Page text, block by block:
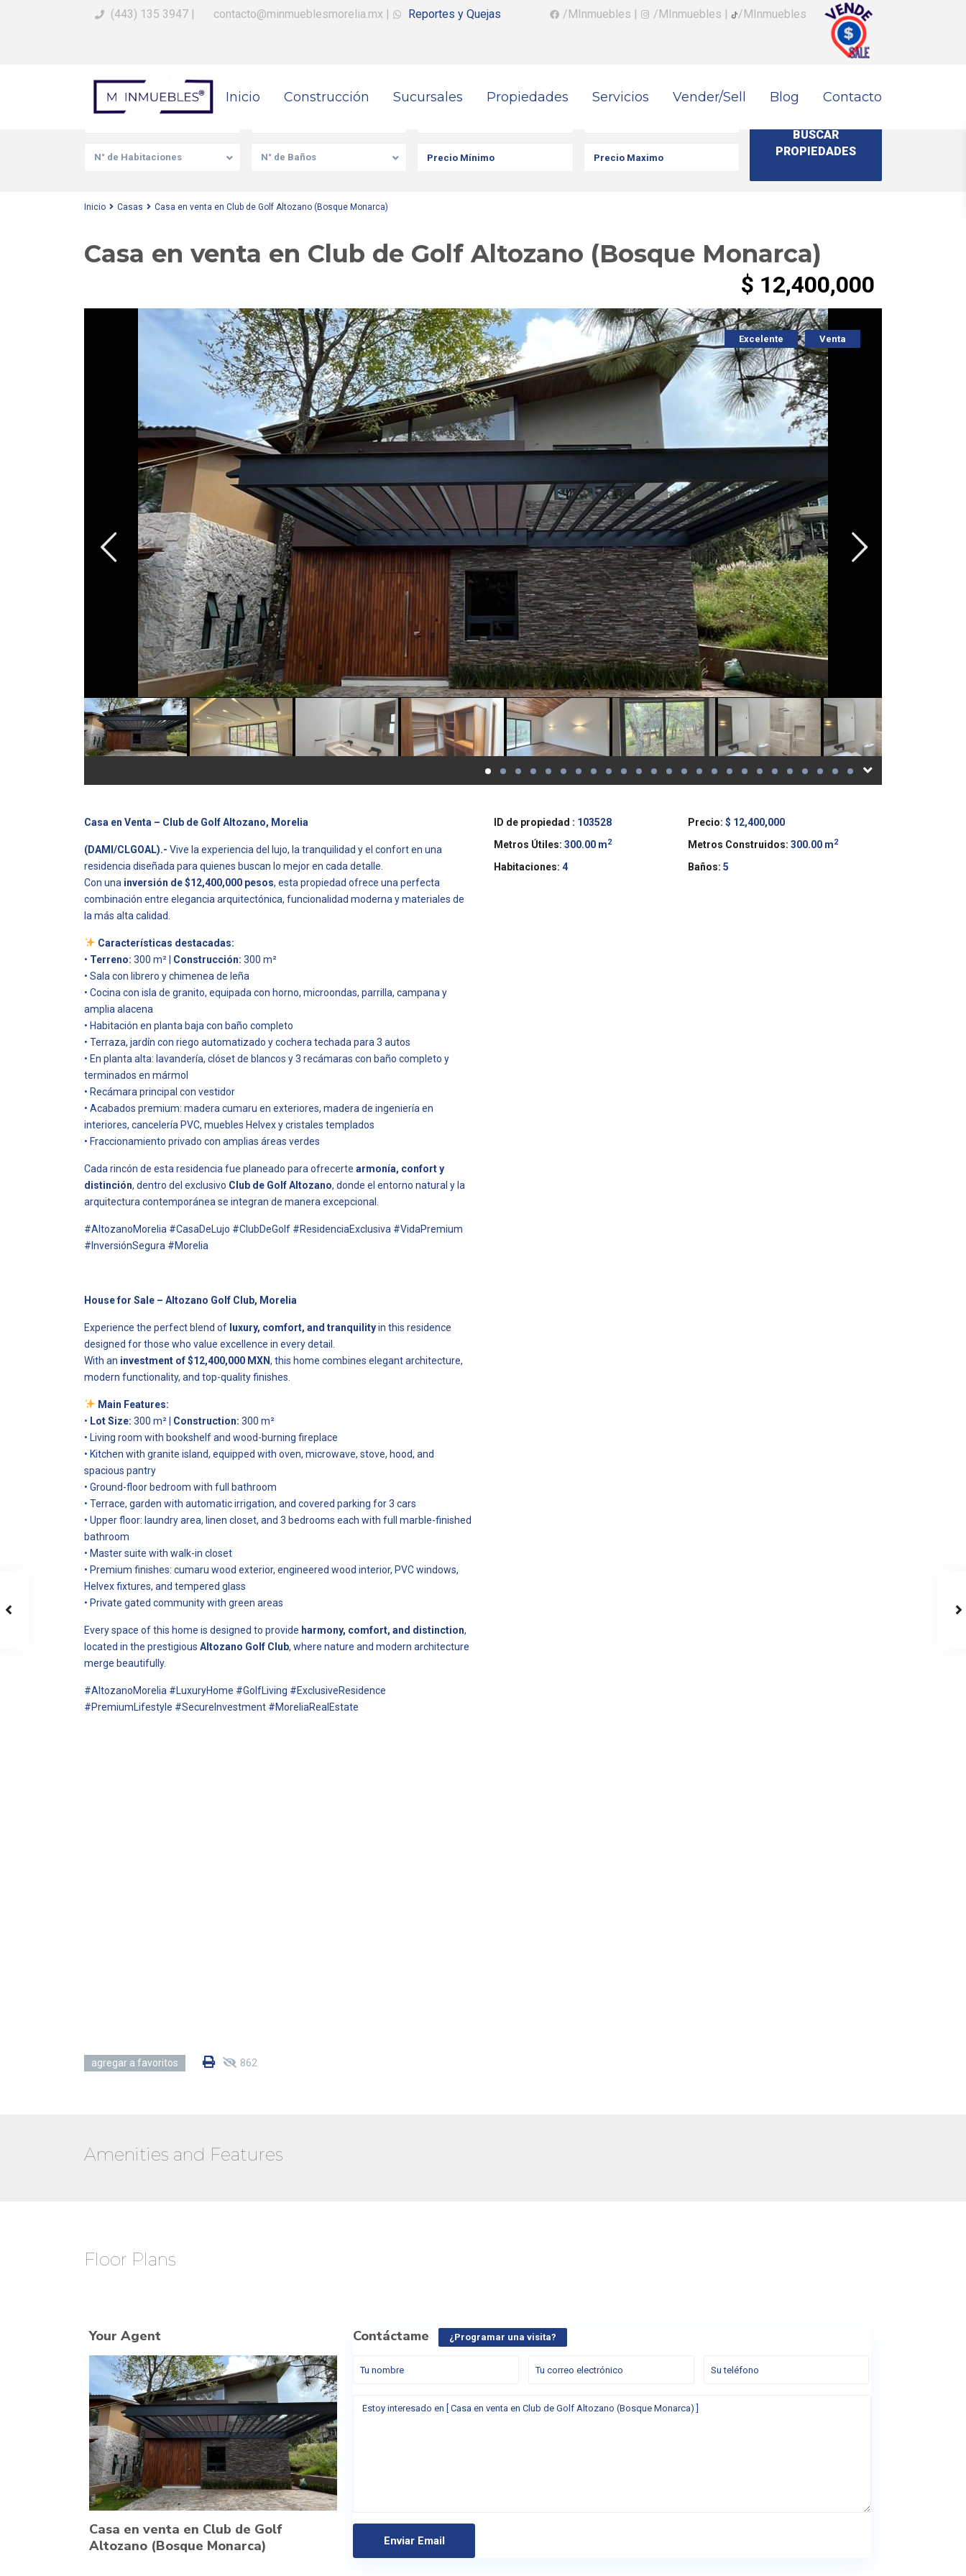
(443) 135 3947 | contacto@minmueblesmorelia.mx | Reportes y Quejas /MInmuebles | /MInmuebles | /MInmuebles
Inicio Construcción Sucursales Propiedades Servicios Vender/Sell Blog Contacto
Busca Tu Propiedad
N° de Habitaciones N° de Baños
Inicio Casas Casa en venta en Club de Golf Altozano (Bosque Monarca)
Casa en venta en Club de Golf Altozano (Bosque Monarca)
$ 12,400,000
Excelente Venta
Casa en Venta – Club de Golf Altozano, Morelia
(DAMI/CLGOAL).- Vive la experiencia del lujo, la tranquilidad y el confort en una
residencia diseñada para quienes buscan lo mejor en cada detalle.
Con una inversión de $12,400,000 pesos, esta propiedad ofrece una perfecta
combinación entre elegancia arquitectónica, funcionalidad moderna y materiales de
la más alta calidad.
Características destacadas:
• Terreno: 300 m² | Construcción: 300 m²
• Sala con librero y chimenea de leña
• Cocina con isla de granito, equipada con horno, microondas, parrilla, campana y
amplia alacena
• Habitación en planta baja con baño completo
• Terraza, jardín con riego automatizado y cochera techada para 3 autos
• En planta alta: lavandería, clóset de blancos y 3 recámaras con baño completo y
terminados en mármol
• Recámara principal con vestidor
• Acabados premium: madera cumaru en exteriores, madera de ingeniería en
interiores, cancelería PVC, muebles Helvex y cristales templados
• Fraccionamiento privado con amplias áreas verdes
Cada rincón de esta residencia fue planeado para ofrecerte armonía, confort y
distinción, dentro del exclusivo Club de Golf Altozano, donde el entorno natural y la
arquitectura contemporánea se integran de manera excepcional.
#AltozanoMorelia #CasaDeLujo #ClubDeGolf #ResidenciaExclusiva #VidaPremium
#InversiónSegura #Morelia
House for Sale – Altozano Golf Club, Morelia
Experience the perfect blend of luxury, comfort, and tranquilityin this residence
designed for those who value excellence in every detail.
With an investment of $12,400,000 MXN, this home combines elegant architecture,
modern functionality, and top-quality finishes.
Main Features:
• Lot Size: 300 m² | Construction: 300 m²
• Living room with bookshelf and wood-burning fireplace
• Kitchen with granite island, equipped with oven, microwave, stove, hood, and
spacious pantry
• Ground-floor bedroom with full bathroom
• Terrace, garden with automatic irrigation, and covered parking for 3 cars
• Upper floor: laundry area, linen closet, and 3 bedrooms each with full marble-finished
bathroom
• Master suite with walk-in closet
• Premium finishes: cumaru wood exterior, engineered wood interior, PVC windows,
Helvex fixtures, and tempered glass
• Private gated community with green areas
Every space of this home is designed to provide harmony, comfort, and distinction,
located in the prestigious Altozano Golf Club, where nature and modern architecture
merge beautifully.
#AltozanoMorelia #LuxuryHome #GolfLiving #ExclusiveResidence
#PremiumLifestyle #SecureInvestment #MoreliaRealEstate
agregar a favoritos 862
ID de propiedad : 103528 Precio: $ 12,400,000
Metros Útiles: 300.00 m2 Metros Construidos: 300.00 m2
Habitaciones: 4 Baños: 5
Amenities and Features
Floor Plans
Your Agent
Casa en venta en Club de Golf
Altozano (Bosque Monarca)
Contáctame ¿Programar una visita?